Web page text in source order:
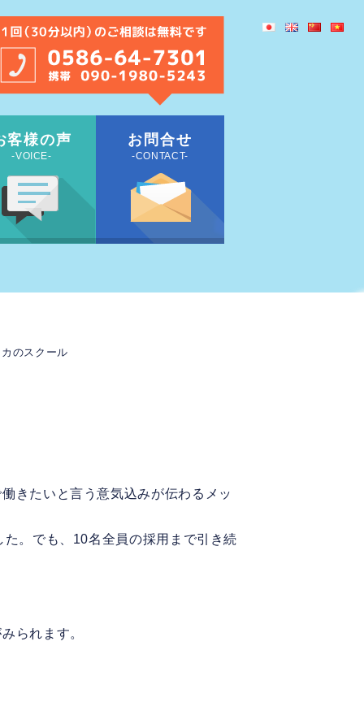
客様の声
-VOICE-
お問合せ
-CONTACT-
のスクール
きたいと言う意気込みが伝わるメッ
。でも、10名全員の採用まで引き続
られます。